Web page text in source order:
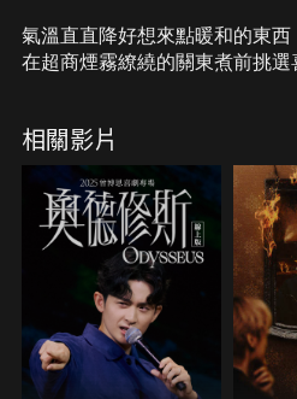
氣溫直直降好想來點暖和的東
在超商煙霧繚繞的關東煮前挑選
挑！
相關影片